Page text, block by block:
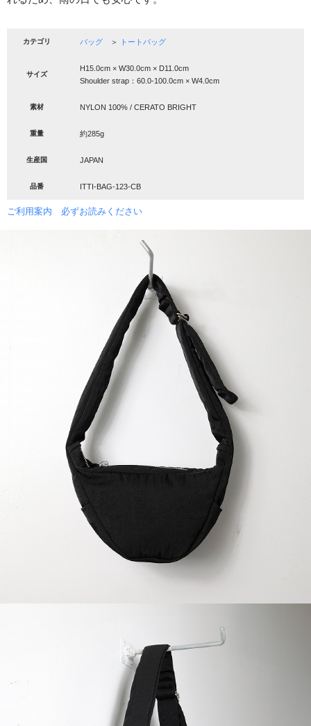
カテゴリ バッグ ＞ トートバッグ
サイズ
H15.0cm × W30.0cm × D11.0cm
Shoulder strap：60.0-100.0cm × W4.0cm
素材 NYLON 100% / CERATO BRIGHT
重量 約285g
生産国 JAPAN
品番 ITTI-BAG-123-CB
ご利用案内 必ずお読みください